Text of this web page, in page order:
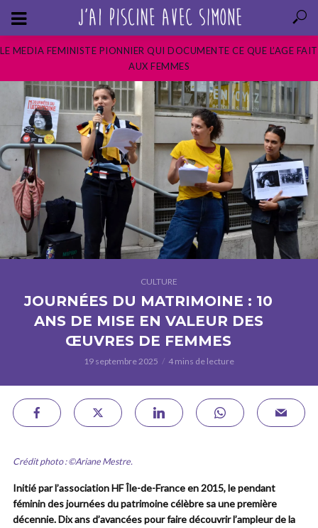
LE MEDIA FEMINISTE PIONNIER QUI DOCUMENTE CE QUE L’AGE FAIT
AUX FEMMES
CULTURE
JOURNÉES DU MATRIMOINE : 10
ANS DE MISE EN VALEUR DES
ŒUVRES DE FEMMES
19 septembre 2025 4 mins de lecture
Crédit photo : ©Ariane Mestre.
Initié par l’association HF Île-de-France en 2015, le pendant
féminin des journées du patrimoine célèbre sa une première
décennie. Dix ans d’avancées pour faire découvrir l’ampleur de la